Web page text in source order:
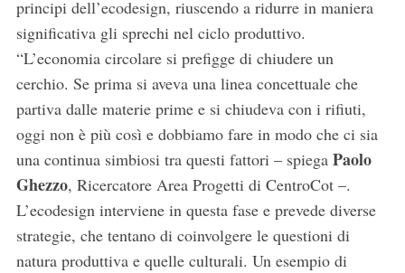
principi dell’ecodesign, riuscendo a ridurre in maniera
significativa gli sprechi nel ciclo produttivo.
“L’economia circolare si prefigge di chiudere un
cerchio. Se prima si aveva una linea concettuale che
partiva dalle materie prime e si chiudeva con i rifiuti,
oggi non è più così e dobbiamo fare in modo che ci sia
una continua simbiosi tra questi fattori – spiega Paolo
Ghezzo, Ricercatore Area Progetti di CentroCot –.
L’ecodesign interviene in questa fase e prevede diverse
strategie, che tentano di coinvolgere le questioni di
natura produttiva e quelle culturali. Un esempio di